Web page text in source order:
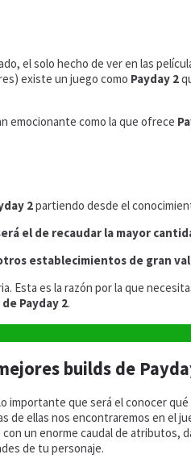
el solo hecho de ver en las
existe un juego como Payday 2
emocionante como la que ofrece
2partiendo desde el
el de recaudar la mayor
establecimientos de gran
Esta es la razón por la que
Payday 2.
builds de
importante que será el conocer qué
de ellas nos encontraremos en el
un enorme caudal de atributos,
de tu personaje.